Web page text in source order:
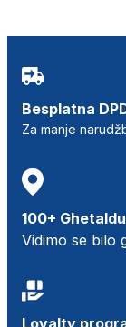
Besplatna
Za manje
100+
Vidimo se bilo
Loyalty